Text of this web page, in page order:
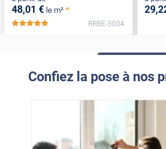
48,01 € le m² *
*****
RRBE-3004
29
Confiez la pose à nos